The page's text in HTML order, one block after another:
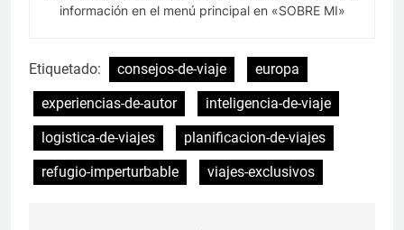
información en el menú principal en «SOBRE MI»
Etiquetado: consejos-de-viaje
europa
experiencias-de-autor
inteligencia-de-viaje
logistica-de-viajes
planificacion-de-viajes
refugio-imperturbable
viajes-exclusivos